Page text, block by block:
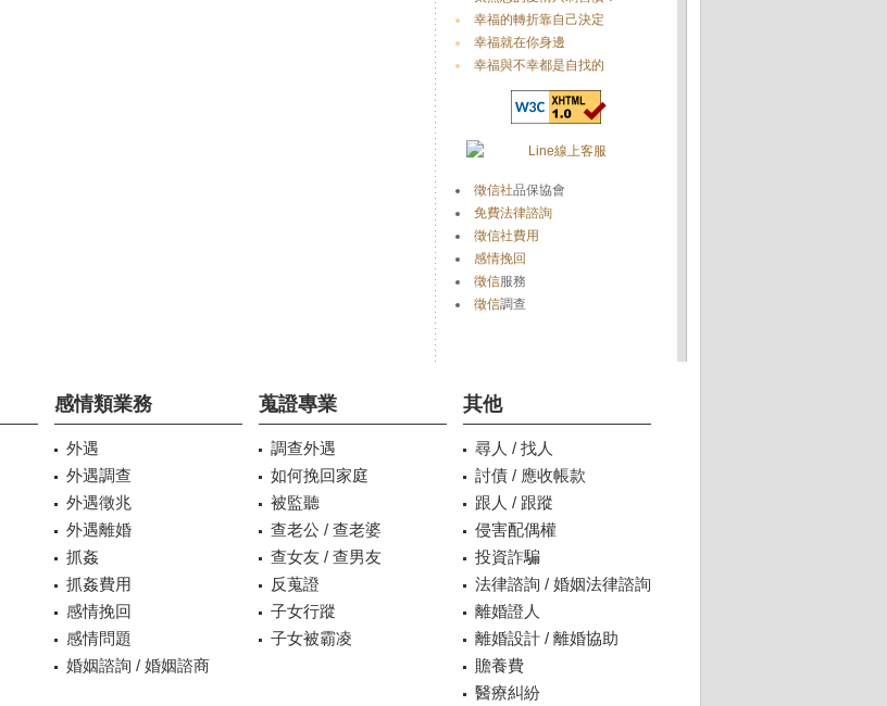
幸福的轉折靠自己決定
幸福就在你身邊
幸福與不幸都是自找的
徵信社品保協會
免費法律諮詢
徵信社費用
感情挽回
徵信服務
徵信調查
感情類業務
外遇
外遇調查
外遇徵兆
外遇離婚
抓姦
抓姦費用
感情挽回
感情問題
婚姻諮詢 / 婚姻諮商
蒐證專業
調查外遇
如何挽回家庭
被監聽
查老公 / 查老婆
查女友 / 查男友
反蒐證
子女行蹤
子女被霸凌
其他
尋人 / 找人
討債 / 應收帳款
跟人 / 跟蹤
侵害配偶權
投資詐騙
法律諮詢 / 婚姻法律諮詢
離婚證人
離婚設計 / 離婚協助
贍養費
醫療糾紛